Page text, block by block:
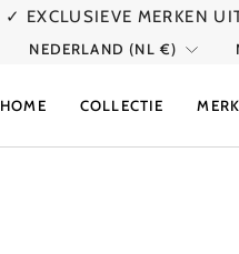
✓ EXCLUSIEVE MERKEN
VALUTA
NEDERLAND (NL €)
HOME COLLECTIE